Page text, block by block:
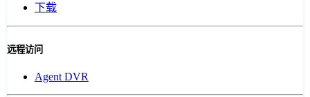
下载
远程访问
Agent DVR